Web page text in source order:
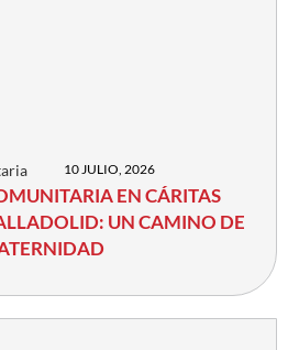
10 JULIO, 2026
EN CÁRITAS
UN CAMINO DE